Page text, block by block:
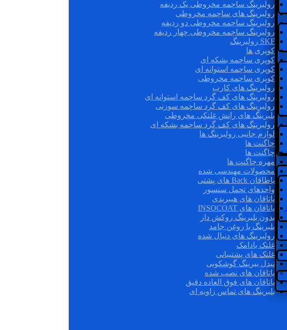
رولبرینگ ساچمه مخروطی یک ردیفه
رولبرینگ های ساچمه مخروطی
رولبرینگ ساچمه مخروطی دو ردیفه
رولبرینگ ساچمه مخروطی چهار ردیفه
SKF رولبرینگ
کوپری ها
کوپری ساچمه بشکه ای
کوپری ساچمه استوانه ای
کوپری ساچمه مخروطی
رولبرینگ های کارب
رولبرینگ های کف گرد ساچمه استوانه ای
رولبرینگ های کف گرد ساچمه سوزنی
بلبرینگ های رانش غلتکی مخروطی
رولبرینگ های کف گرد ساچمه بشکه ای
لوازم جانبی رولبرینگ ها
چاگنت ها
چاگنت ها
مهره چاگنت ها
محصولات مهندسی شده
یاطاقان Back های پشتی
واحدهای تحمل سنسور
یاتاقان های هیبریدی
یاتاقان های INSOCOAT
بدون بلبرینگ روکش دار
بلبرینگ با روغن جامد
رولبرینگ های دنبال شده
غلتک بادامک
غلتک های پشتیبانی
نیدل بیرینگ گوشکوبی
یاتاقان های نصب شده
یاتاقان های فوق العاده دقیق
بلبرینگ های تماس زاویه ای